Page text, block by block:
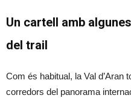
Un cartell amb
del trail
Com és habitual, la Val d’Aran
corredors del panorama